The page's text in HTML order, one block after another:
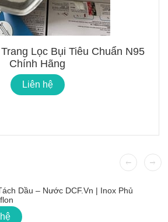
Lọc Bụi Tiêu Chuẩn N95
Chính Hãng
Liên hệ
Dầu – Nước DCF.vn | Inox Phủ